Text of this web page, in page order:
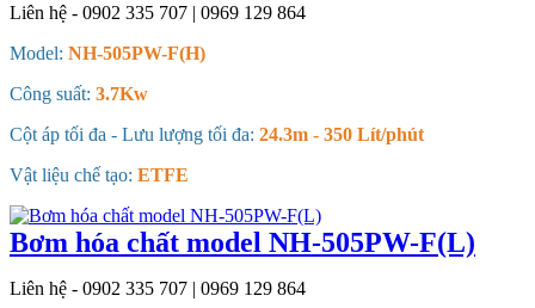
Liên hệ - 0902 335 707 | 0969 129 864
Model: NH-505PW-F(H)
Công suất: 3.7Kw
Cột áp tối đa - Lưu lượng tối đa: 24.3m - 350 Lít/phút
Vật liệu chế tạo: ETFE
Bơm hóa chất model NH-505PW-F(L)
Liên hệ - 0902 335 707 | 0969 129 864